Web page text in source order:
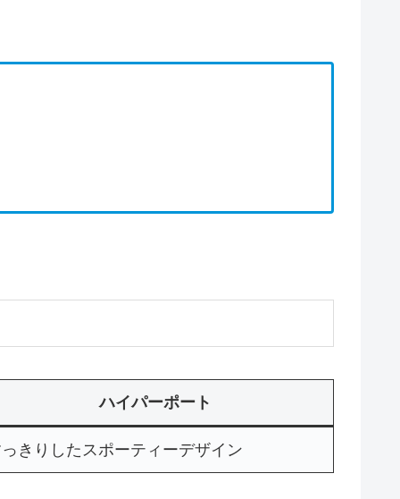
ハイパーポート
きりしたスポーティーデザイン